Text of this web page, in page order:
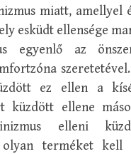
miatt, amellyel
esküdt ellensége
egyenlő az
szeretetével.
ez ellen a
küzdött ellene
elleni
terméket kell